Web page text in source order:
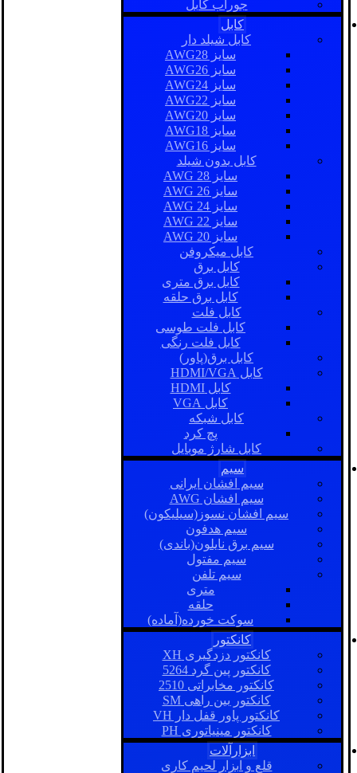
جوراب کابل
کابل
کابل شیلد دار
سایز AWG28
سایز AWG26
سایز AWG24
سایز AWG22
سایز AWG20
سایز AWG18
سایز AWG16
کابل بدون شیلد
سایز AWG 28
سایز AWG 26
سایز AWG 24
سایز AWG 22
سایز AWG 20
کابل میکروفن
کابل برق
کابل برق متری
کابل برق حلقه
کابل فلت
کابل فلت طوسی
کابل فلت رنگی
کابل برق(پاور)
کابل HDMI/VGA
کابل HDMI
کابل VGA
کابل شبکه
پچ کرد
کابل شارژ موبایل
سیم
سیم افشان ایرانی
سیم افشان AWG
سیم افشان نسوز(سیلیکون)
سیم هدفون
سیم برق نایلون(باندی)
سیم مفتول
سیم تلفن
متری
حلقه
سوکت خورده(آماده)
کانکتور
کانکتور دزدگیری XH
کانکتور پین گرد 5264
کانکتور مخابراتی 2510
کانکتور بین راهی SM
کانکتور پاور قفل دار VH
کانکتور مینیاتوری PH
ابزارآلات
قلع و ابزار لحیم کاری